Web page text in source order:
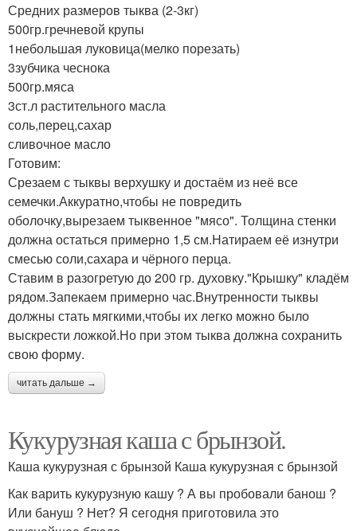
Средних размеров тыква (2-3кг)
500гр.гречневой крупы
1небольшая луковица(мелко порезать)
3зубчика чеснока
500гр.мяса
3ст.л растительного масла
соль,перец,сахар
сливочное масло
Готовим:
Срезаем с тыквы верхушку и достаём из неё все
семечки.Аккуратно,чтобы не повредить
оболочку,вырезаем тыквенное "мясо". Толщина стенки
должна остаться примерно 1,5 см.Натираем её изнутри
смесью соли,сахара и чёрного перца.
Ставим в разогретую до 200 гр. духовку."Крышку" кладём
рядом.Запекаем примерно час.Внутренности тыквы
должны стать мягкими,чтобы их легко можно было
выскрести ложкой.Но при этом тыква должна сохранить
свою форму.
читать дальше →
Кукурузная каша с брынзой.
Каша кукурузная с брынзой Каша кукурузная с брынзой
Как варить кукурузную кашу ? А вы пробовали банош ?
Или бануш ? Нет? Я сегодня приготовила это